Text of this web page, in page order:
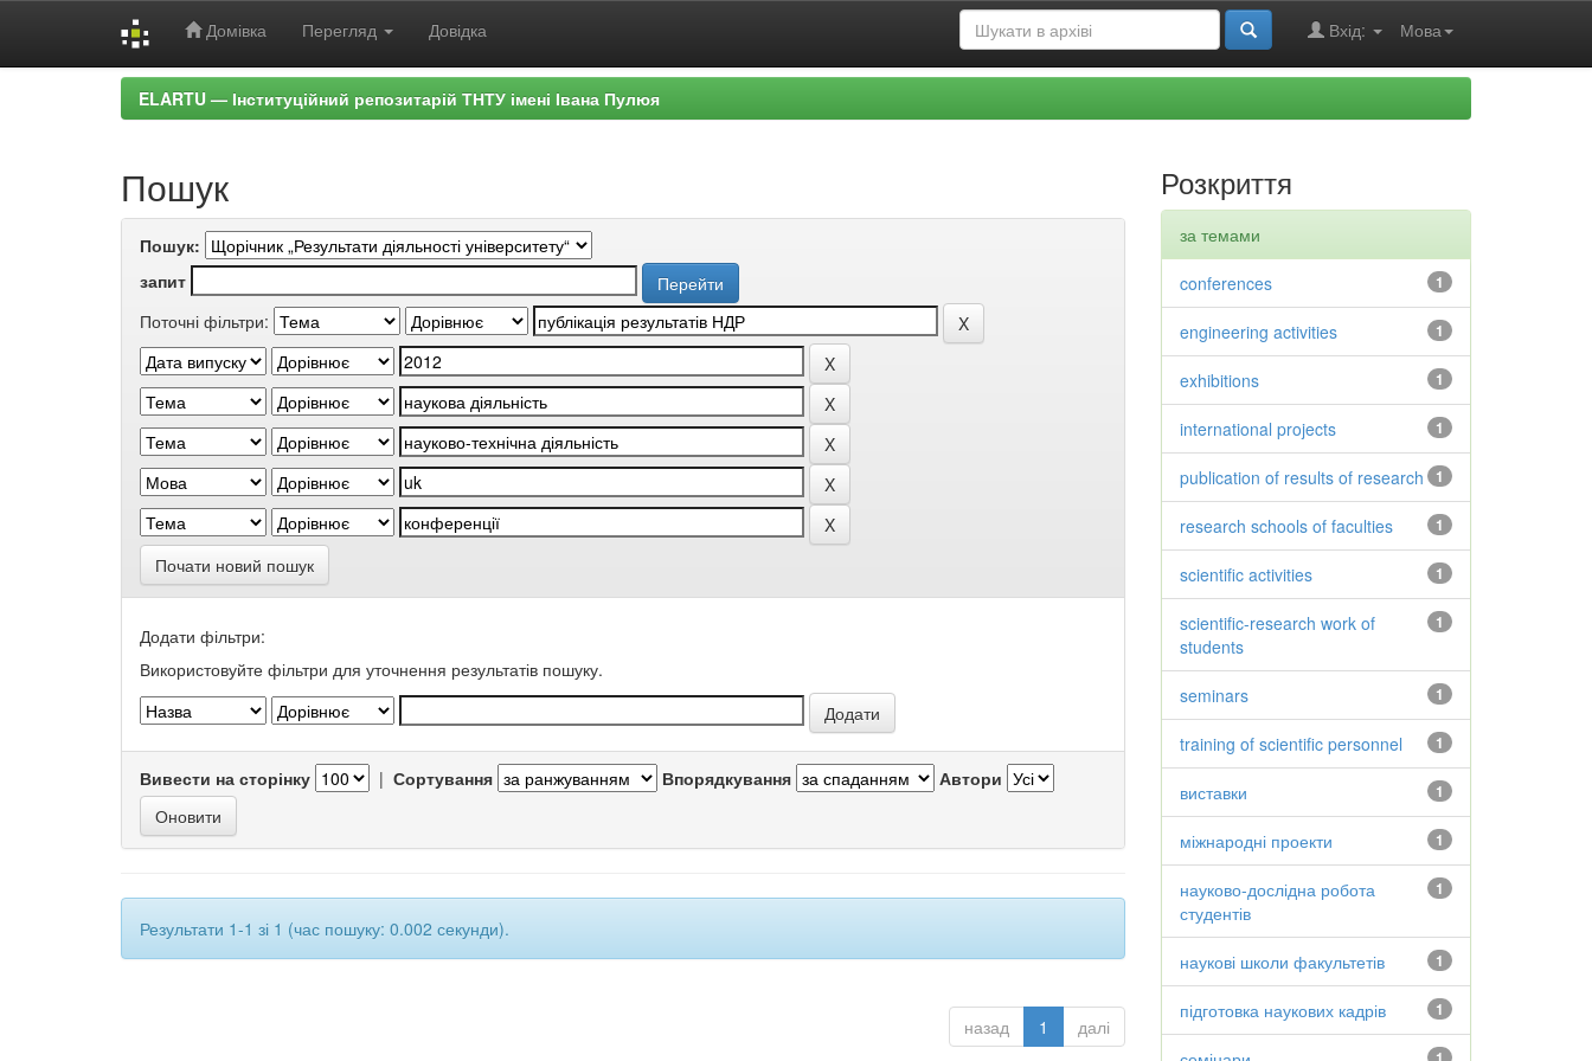
Домівка Перегляд Довідка Мова
Вхід:
ELARTU — Інституційний репозитарій ТНТУ імені Івана Пулюя
Пошук
Пошук:
запит
Поточні фільтри:
Почати новий пошук
Додати фільтри:
Використовуйте фільтри для уточнення результатів пошуку.
Вивести на сторінку | Сортування Впорядкування Автори
Результати 1-1 зі 1 (час пошуку: 0.002 секунди).
назад 1 далі
Розкриття
за темами
1
conferences
1
engineering activities
1
exhibitions
1
international projects
1
publication of results of research
1
research schools of faculties
1
scientific activities
1
scientific-research work of
students
1
seminars
1
training of scientific personnel
1
виставки
1
міжнародні проекти
1
науково-дослідна робота
студентів
1
наукові школи факультетів
1
підготовка наукових кадрів